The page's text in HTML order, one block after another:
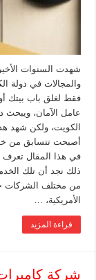
شهدت السنوات
والمجالات في دولة
فقط لغلق باب بيتك
عامل الآمان، ويبحث
الكويت، ولكن شهد
أصبحت تتسابق من
في هذا المقال تعرف
ذلك نجد أن تلك
من مختلف الشركات
الأمريكية، …
قراءة المزيد